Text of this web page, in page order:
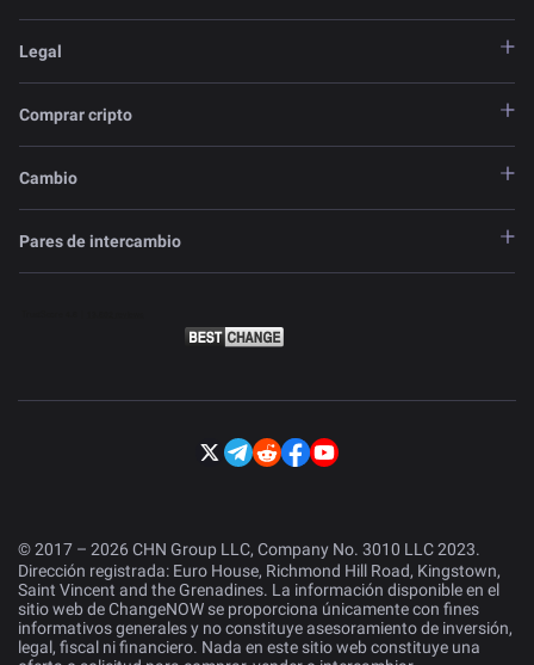
Legal
Comprar cripto
Cambio
Pares de intercambio
© 2017 – 2026 CHN Group LLC, Company No. 3010 LLC 2023.
Dirección registrada: Euro House, Richmond Hill Road, Kingstown,
Saint Vincent and the Grenadines. La información disponible en el
sitio web de ChangeNOW se proporciona únicamente con fines
informativos generales y no constituye asesoramiento de inversión,
legal, fiscal ni financiero. Nada en este sitio web constituye una